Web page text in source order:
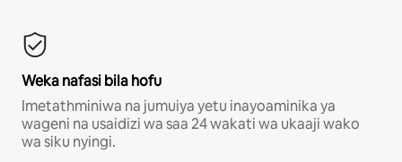
Weka nafasi bila hofu
Imetathminiwa na jumuiya yetu inayoaminika ya
wageni na usaidizi wa saa 24 wakati wa ukaaji wako
wa siku nyingi.